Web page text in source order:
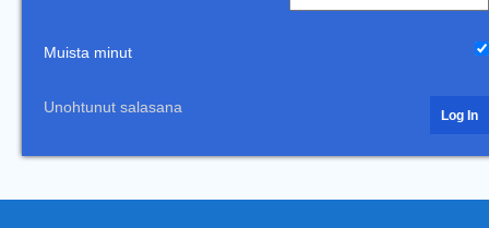
Muista minut
Unohtunut salasana